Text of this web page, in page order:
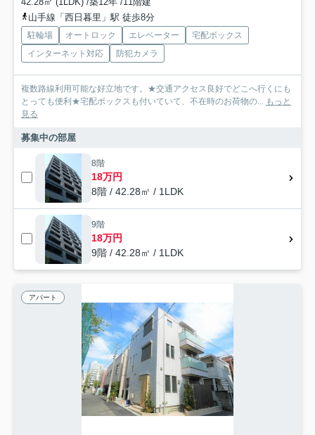
山手線「西日暮里」駅 徒歩8分
駐輪場 オートロック エレベーター
宅配ボックス
インターネット対応
防犯カメラ
複数路線利用可能な好立地です。★交通アクセス良好でどこへ行くにも
とっても便利★宅配ボックスも付いていて、不在時のお荷物の...
もっと
見る
募集中の部屋
8階
18万円
8階 / 42.28㎡ / 1LDK
9階
18万円
9階 / 42.28㎡ / 1LDK
アパート